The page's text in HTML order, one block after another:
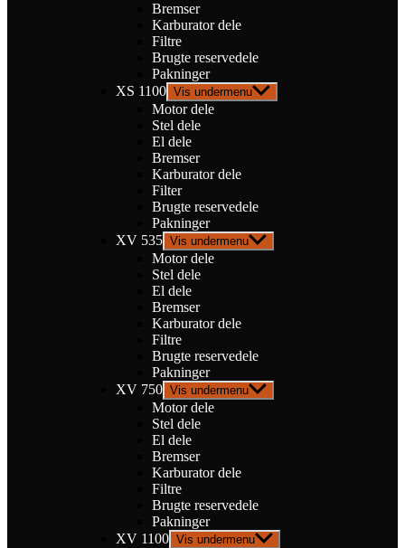
Bremser
Karburator dele
Filtre
Brugte reservedele
Pakninger
XS 1100 Vis undermenu
Motor dele
Stel dele
El dele
Bremser
Karburator dele
Filter
Brugte reservedele
Pakninger
XV 535 Vis undermenu
Motor dele
Stel dele
El dele
Bremser
Karburator dele
Filtre
Brugte reservedele
Pakninger
XV 750 Vis undermenu
Motor dele
Stel dele
El dele
Bremser
Karburator dele
Filtre
Brugte reservedele
Pakninger
XV 1100 Vis undermenu